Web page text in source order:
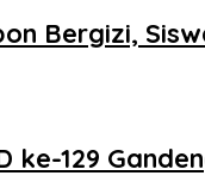
Bergizi,
ke-129